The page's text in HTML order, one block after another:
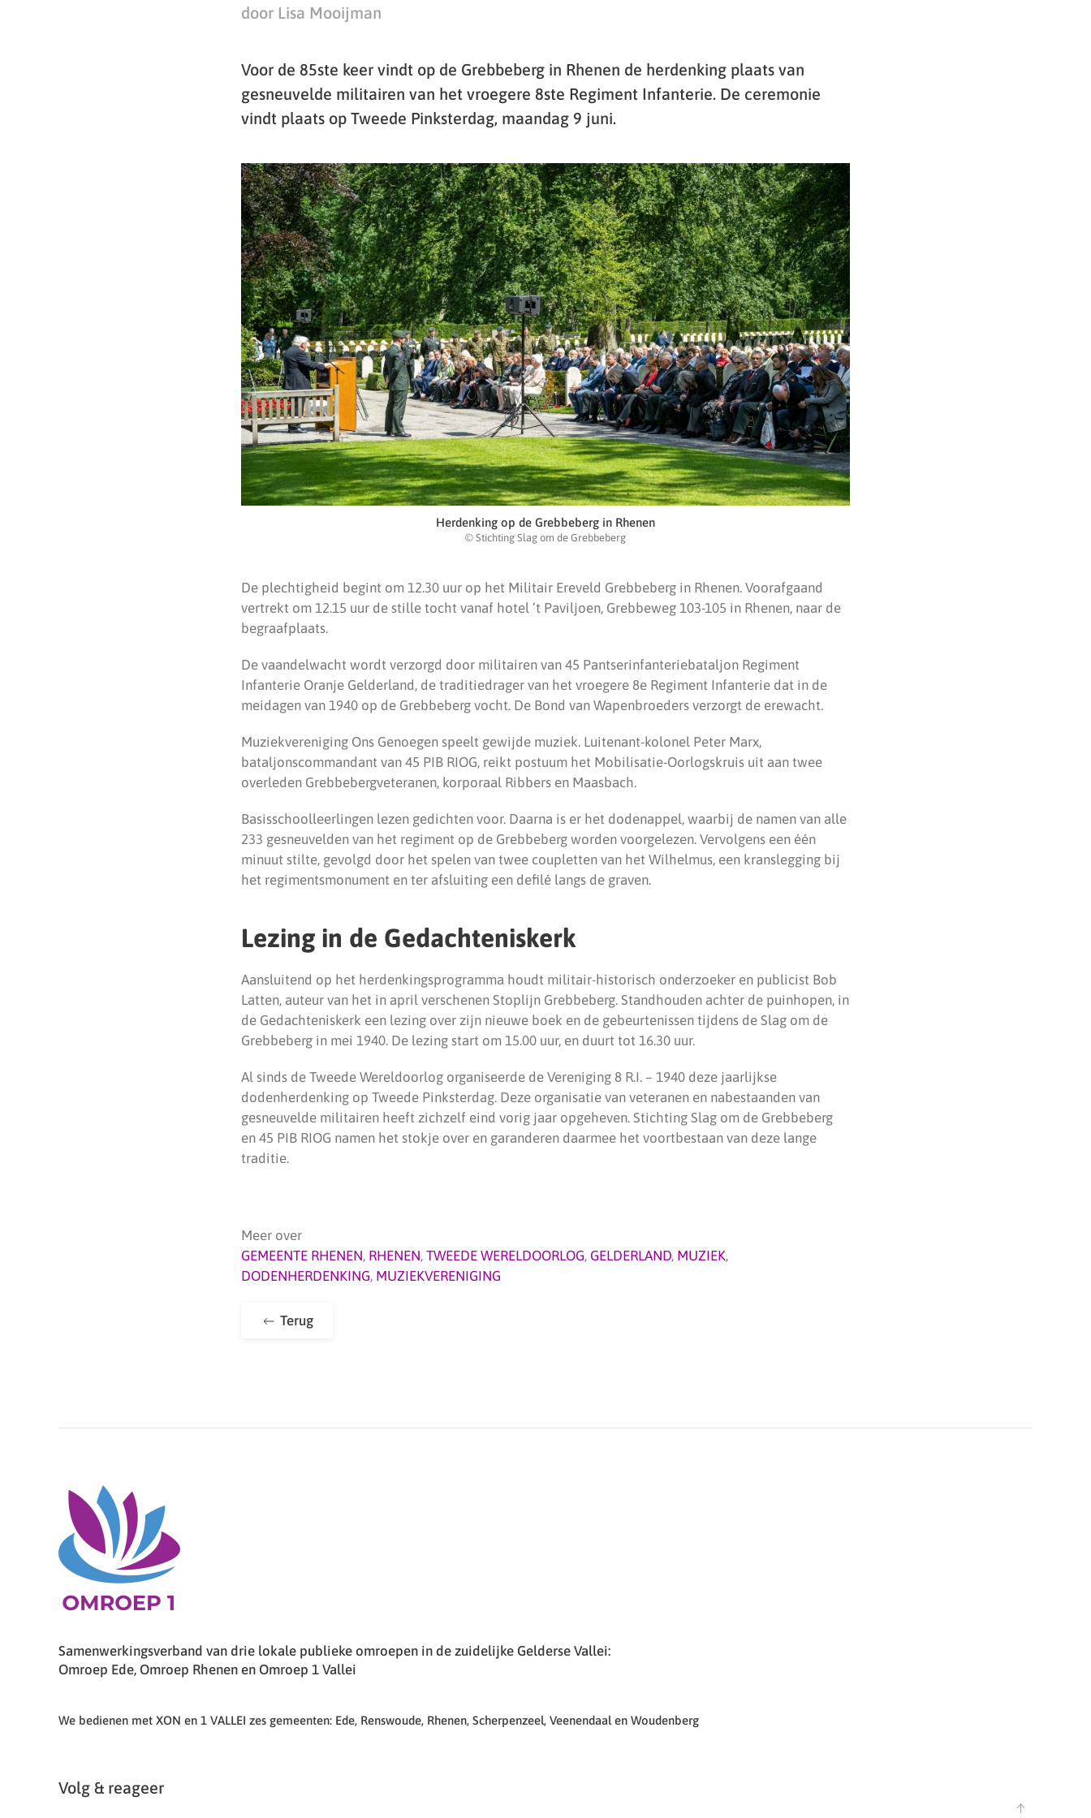
door Lisa Mooijman
Voor de 85ste keer vindt op de Grebbeberg in Rhenen de herdenking plaats van
gesneuvelde militairen van het vroegere 8ste Regiment Infanterie. De ceremonie
vindt plaats op Tweede Pinksterdag, maandag 9 juni.
Herdenking op de Grebbeberg in Rhenen
© Stichting Slag om de Grebbeberg
De plechtigheid begint om 12.30 uur op het Militair Ereveld Grebbeberg in Rhenen. Voorafgaand
vertrekt om 12.15 uur de stille tocht vanaf hotel ’t Paviljoen, Grebbeweg 103-105 in Rhenen, naar de
begraafplaats.
De vaandelwacht wordt verzorgd door militairen van 45 Pantserinfanteriebataljon Regiment
Infanterie Oranje Gelderland, de traditiedrager van het vroegere 8e Regiment Infanterie dat in de
meidagen van 1940 op de Grebbeberg vocht. De Bond van Wapenbroeders verzorgt de erewacht.
Muziekvereniging Ons Genoegen speelt gewijde muziek. Luitenant-kolonel Peter Marx,
bataljonscommandant van 45 PIB RIOG, reikt postuum het Mobilisatie-Oorlogskruis uit aan twee
overleden Grebbebergveteranen, korporaal Ribbers en Maasbach.
Basisschoolleerlingen lezen gedichten voor. Daarna is er het dodenappel, waarbij de namen van alle
233 gesneuvelden van het regiment op de Grebbeberg worden voorgelezen. Vervolgens een één
minuut stilte, gevolgd door het spelen van twee coupletten van het Wilhelmus, een kranslegging bij
het regimentsmonument en ter afsluiting een defilé langs de graven.
Lezing in de Gedachteniskerk
Aansluitend op het herdenkingsprogramma houdt militair-historisch onderzoeker en publicist Bob
Latten, auteur van het in april verschenen Stoplijn Grebbeberg. Standhouden achter de puinhopen, in
de Gedachteniskerk een lezing over zijn nieuwe boek en de gebeurtenissen tijdens de Slag om de
Grebbeberg in mei 1940. De lezing start om 15.00 uur, en duurt tot 16.30 uur.
Al sinds de Tweede Wereldoorlog organiseerde de Vereniging 8 R.I. – 1940 deze jaarlijkse
dodenherdenking op Tweede Pinksterdag. Deze organisatie van veteranen en nabestaanden van
gesneuvelde militairen heeft zichzelf eind vorig jaar opgeheven. Stichting Slag om de Grebbeberg
en 45 PIB RIOG namen het stokje over en garanderen daarmee het voortbestaan van deze lange
traditie.
Meer over
GEMEENTE RHENEN, RHENEN, TWEEDE WERELDOORLOG, GELDERLAND, MUZIEK,
DODENHERDENKING, MUZIEKVERENIGING
Terug
Samenwerkingsverband van drie lokale publieke omroepen in de zuidelijke Gelderse Vallei:
Omroep Ede, Omroep Rhenen en Omroep 1 Vallei
We bedienen met XON en 1 VALLEI zes gemeenten: Ede, Renswoude, Rhenen, Scherpenzeel, Veenendaal en Woudenberg
Volg & reageer